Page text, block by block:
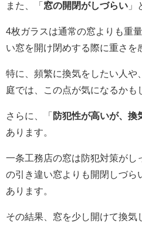
また、「 窓の開閉がしづらい 」
4枚ガラスは通常の窓よりも重
い窓を開け閉めする際に重さを
特に、頻繁に換気をしたい人や
庭では、この点が気になるかも
さらに、「 防犯性が高いが、換
あります。
一条工務店の窓は防犯対策がし
の引き違い窓よりも開閉しづら
あります。
その結果、窓を少し開けて換気